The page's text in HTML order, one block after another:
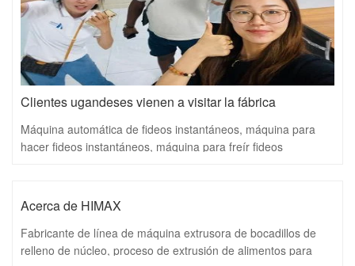
Clientes ugandeses vienen a visitar la fábrica
Máquina automática de fideos instantáneos, máquina para
hacer fideos instantáneos, máquina para freír fideos
Acerca de HIMAX
Fabricante de línea de máquina extrusora de bocadillos de
relleno de núcleo, proceso de extrusión de alimentos para